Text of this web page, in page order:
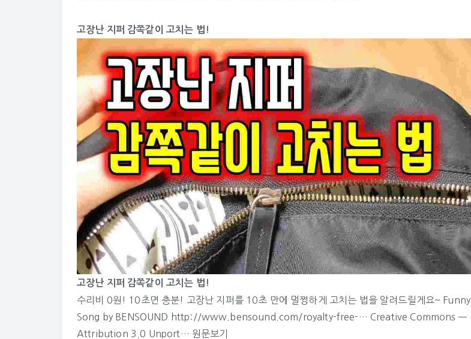
고장난 지퍼 감쪽같이 고치는 법!
고장난 지퍼 감쪽같이 고치는 법!
수리비 0원! 10초면 충분! 고장난 지퍼를 10초 만에 멀쩡하게 고치는 법을 알려드릴게요~ Funny
Song by BENSOUND http://www.bensound.com/royalty-free-… Creative Commons —
Attribution 3.0 Unport… 원문보기